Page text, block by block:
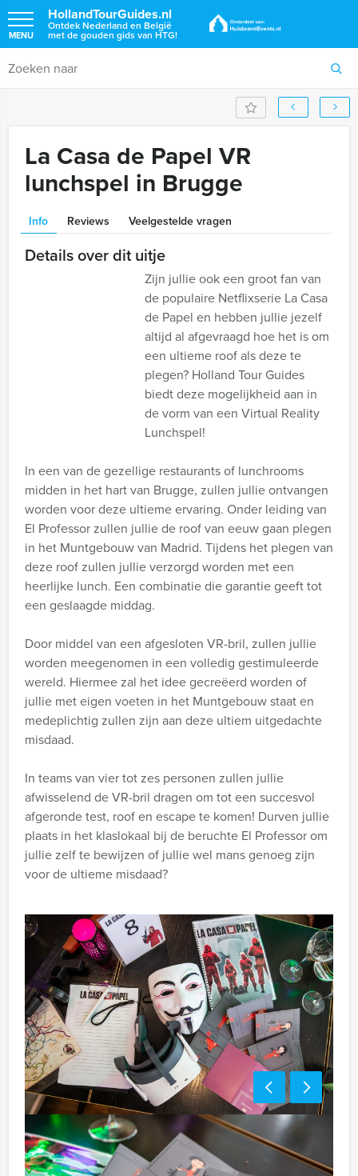
HollandTourGuides.nl
Ontdek Nederland en België
met de gouden gids van HTG!
MENU
La Casa de Papel VR
lunchspel in Brugge
Info Reviews Veelgestelde vragen
Details over dit uitje
Zijn jullie ook een groot fan van
de populaire Netflixserie La Casa
de Papel en hebben jullie jezelf
altijd al afgevraagd hoe het is om
een ultieme roof als deze te
plegen? Holland Tour Guides
biedt deze mogelijkheid aan in
de vorm van een Virtual Reality
Lunchspel!
In een van de gezellige restaurants of lunchrooms
midden in het hart van Brugge, zullen jullie ontvangen
worden voor deze ultieme ervaring. Onder leiding van
El Professor zullen jullie de roof van eeuw gaan plegen
in het Muntgebouw van Madrid. Tijdens het plegen van
deze roof zullen jullie verzorgd worden met een
heerlijke lunch. Een combinatie die garantie geeft tot
een geslaagde middag.
Door middel van een afgesloten VR-bril, zullen jullie
worden meegenomen in een volledig gestimuleerde
wereld. Hiermee zal het idee gecreëerd worden of
jullie met eigen voeten in het Muntgebouw staat en
medeplichtig zullen zijn aan deze ultiem uitgedachte
misdaad.
In teams van vier tot zes personen zullen jullie
afwisselend de VR-bril dragen om tot een succesvol
afgeronde test, roof en escape te komen! Durven jullie
plaats in het klaslokaal bij de beruchte El Professor om
jullie zelf te bewijzen of jullie wel mans genoeg zijn
voor de ultieme misdaad?
Inclusief:
Professionele begeleiding